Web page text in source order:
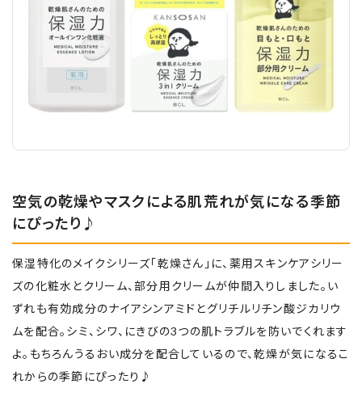
空気の乾燥やマスクによる肌荒れが気になる季節
にぴったり♪
保湿特化のメイクシリーズ「乾燥さん」に、薬用スキンケアシリー
ズの化粧水とクリーム、部分用クリームが仲間入りしました。い
ずれも有効成分のナイアシンアミドとグリチルリチン酸ジカリウ
ムを配合。シミ、シワ、にきびの3つの肌トラブルを防いでくれます
よ。もちろんうるおい成分を配合しているので、乾燥が気になるこ
れからの季節にぴったり♪